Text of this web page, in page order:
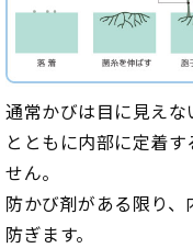
通常かびは目に見え
とともに内部に定着
せん。
防かび剤がある限り
防ぎます。